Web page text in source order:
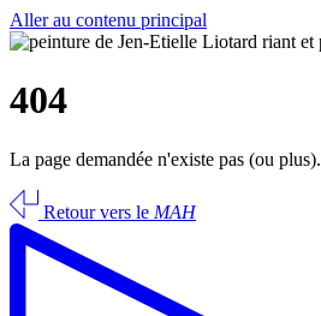
Aller au contenu principal
404
La page demandée n'existe pas (ou plus).
Retour vers le MAH